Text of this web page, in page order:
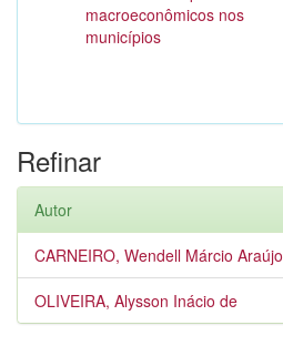
macroeconômicos nos
municípios
Refinar
Autor
CARNEIRO, Wendell Márcio Araújo
OLIVEIRA, Alysson Inácio de